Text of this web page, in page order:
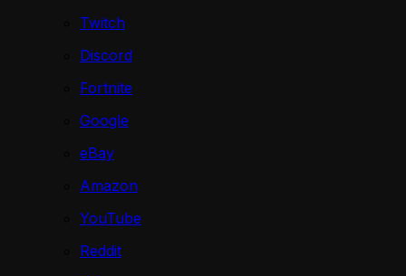
Twitch
Discord
Fortnite
Google
eBay
Amazon
YouTube
Reddit